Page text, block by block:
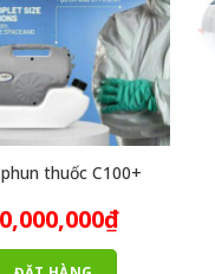
thuốc C100+
₫